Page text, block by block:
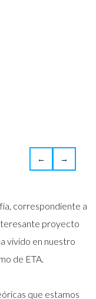
← →
correspondiente a
proyecto
vivido en nuestro
de ETA.
que estamos